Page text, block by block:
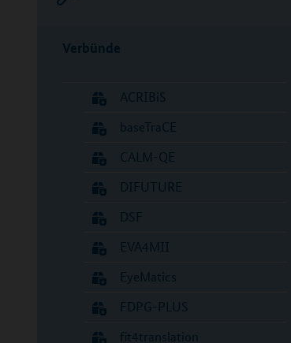
Verbünde
ACRIBiS
baseTraCE
CALM-QE
DIFUTURE
DSF
EVA4MII
EyeMatics
FDPG-PLUS
fit4translation